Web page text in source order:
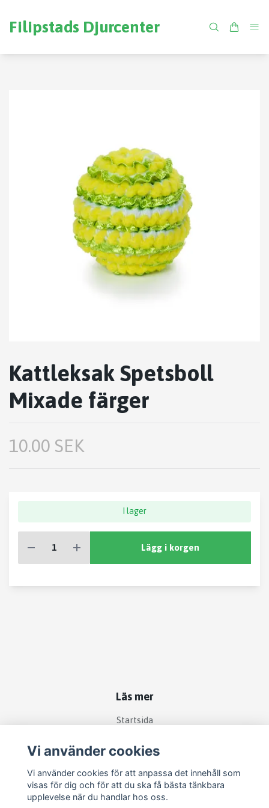
Filipstads Djurcenter
Kattleksak Spetsboll
Mixade färger
10.00 SEK
I lager
Lägg i korgen
Läs mer
Startsida
Kontakt
Om köp och returer
Produkter
Vi använder cookies
Vi använder cookies för att anpassa det innehåll som
visas för dig och för att du ska få bästa tänkbara
upplevelse när du handlar hos oss.